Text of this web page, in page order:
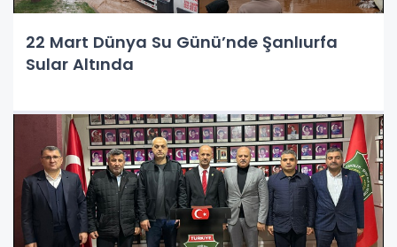
22 Mart Dünya Su Günü’nde Şanlıurfa
Sular Altında